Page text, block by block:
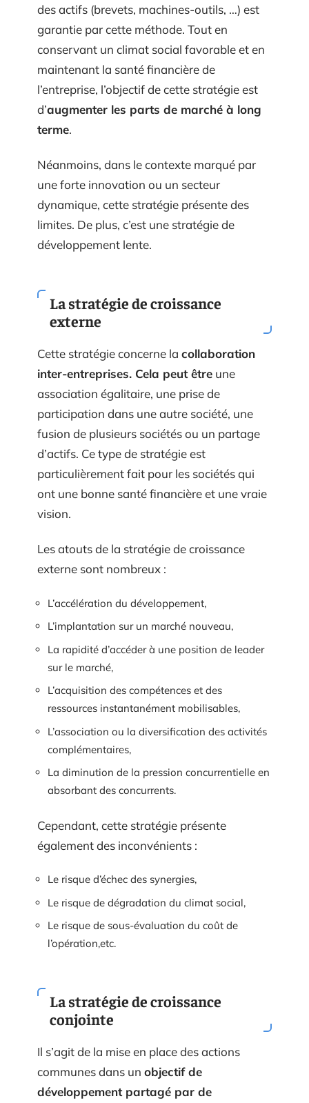
des actifs (brevets, machines-outils, …) est
garantie par cette méthode. Tout en
conservant un climat social favorable et en
maintenant la santé financière de
l’entreprise, l’objectif de cette stratégie est
d’augmenter les parts de marché à long
terme.
Néanmoins, dans le contexte marqué par
une forte innovation ou un secteur
dynamique, cette stratégie présente des
limites. De plus, c’est une stratégie de
développement lente.
La stratégie de croissance
externe
Cette stratégie concerne la collaboration
inter-entreprises. Cela peut être une
association égalitaire, une prise de
participation dans une autre société, une
fusion de plusieurs sociétés ou un partage
d’actifs. Ce type de stratégie est
particulièrement fait pour les sociétés qui
ont une bonne santé financière et une vraie
vision.
Les atouts de la stratégie de croissance
externe sont nombreux :
L’accélération du développement,
L’implantation sur un marché nouveau,
La rapidité d’accéder à une position de leader
sur le marché,
L’acquisition des compétences et des
ressources instantanément mobilisables,
L’association ou la diversification des activités
complémentaires,
La diminution de la pression concurrentielle en
absorbant des concurrents.
Cependant, cette stratégie présente
également des inconvénients :
Le risque d’échec des synergies,
Le risque de dégradation du climat social,
Le risque de sous-évaluation du coût de
l’opération,etc.
La stratégie de croissance
conjointe
Il s’agit de la mise en place des actions
communes dans un objectif de
développement partagé par de